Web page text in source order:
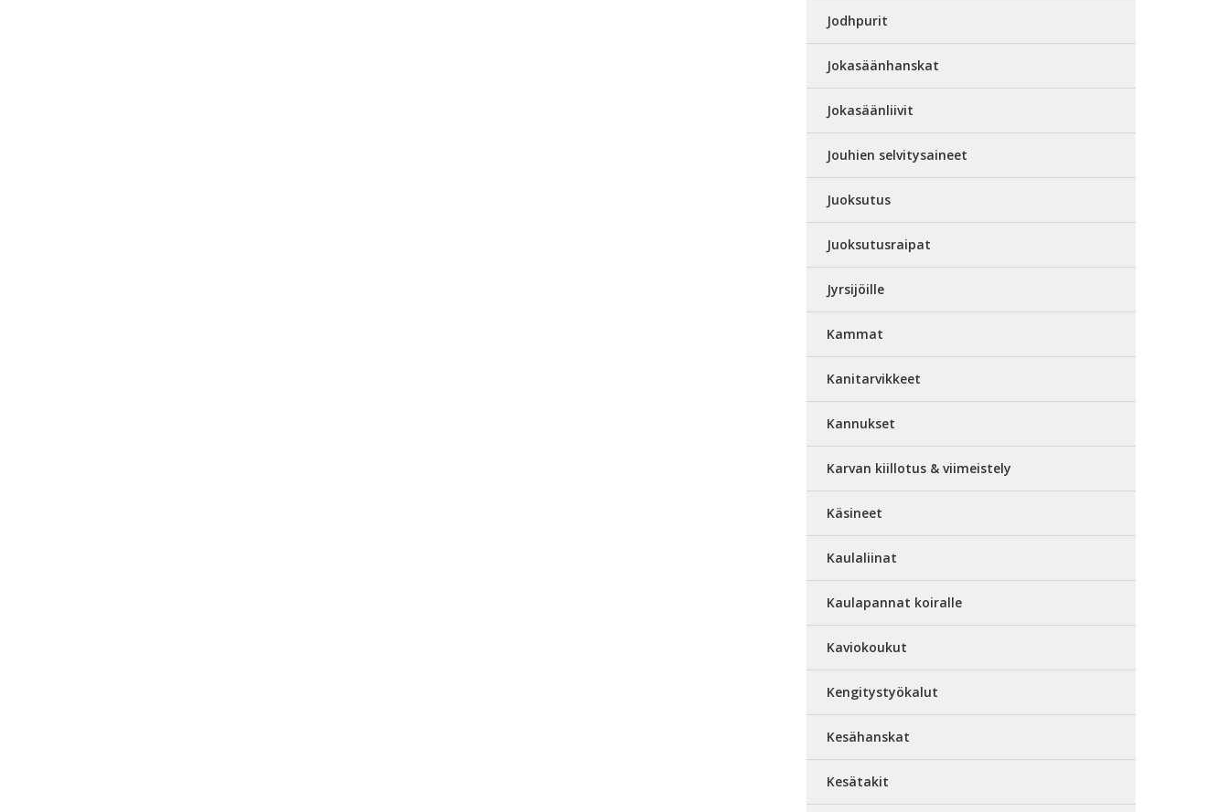
Jodhpurit
Jokasäänhanskat
Jokasäänliivit
Jouhien selvitysaineet
Juoksutus
Juoksutusraipat
Jyrsijöille
Kammat
Kanitarvikkeet
Kannukset
Karvan kiillotus & viimeistely
Käsineet
Kaulaliinat
Kaulapannat koiralle
Kaviokoukut
Kengitystyökalut
Kesähanskat
Kesätakit